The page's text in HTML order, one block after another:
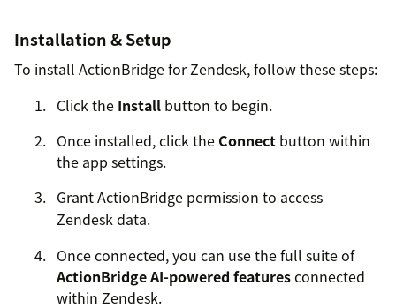
Installation & Setup
To install ActionBridge for Zendesk, follow these steps:
Click the Install button to begin.
Once installed, click the Connect button within
the app settings.
Grant ActionBridge permission to access
Zendesk data.
Once connected, you can use the full suite of
ActionBridge AI-powered featuresconnected
within Zendesk.